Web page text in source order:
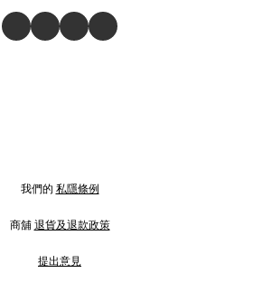
我們的 私隱條例
商舖 退貨及退款政策
提出意見